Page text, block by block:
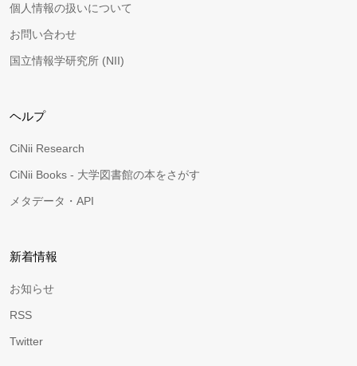
個人情報の扱いについて
お問い合わせ
国立情報学研究所 (NII)
ヘルプ
CiNii Research
CiNii Books - 大学図書館の本をさがす
メタデータ・API
新着情報
お知らせ
RSS
Twitter